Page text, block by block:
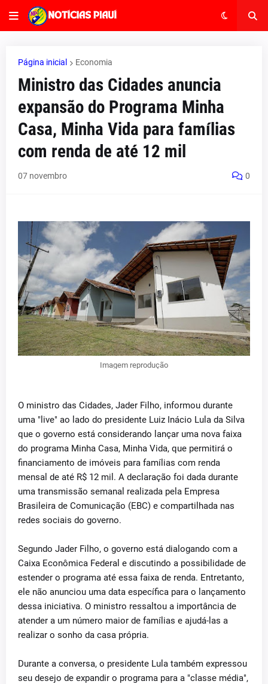
Página inicial Economia
Ministro das Cidades anuncia
expansão do Programa Minha
Casa, Minha Vida para famílias
com renda de até 12 mil
07 novembro 0
Imagem reprodução
O ministro das Cidades, Jader Filho, informou durante
uma "live" ao lado do presidente Luiz Inácio Lula da Silva
que o governo está considerando lançar uma nova faixa
do programa Minha Casa, Minha Vida, que permitirá o
financiamento de imóveis para famílias com renda
mensal de até R$ 12 mil. A declaração foi dada durante
uma transmissão semanal realizada pela Empresa
Brasileira de Comunicação (EBC) e compartilhada nas
redes sociais do governo.
Segundo Jader Filho, o governo está dialogando com a
Caixa Econômica Federal e discutindo a possibilidade de
estender o programa até essa faixa de renda. Entretanto,
ele não anunciou uma data específica para o lançamento
dessa iniciativa. O ministro ressaltou a importância de
atender a um número maior de famílias e ajudá-las a
realizar o sonho da casa própria.
Durante a conversa, o presidente Lula também expressou
seu desejo de expandir o programa para a "classe média",